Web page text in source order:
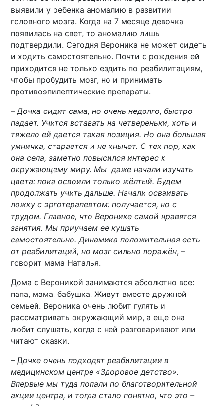
выявили у ребенка аномалию в развитии
головного мозга. Когда на 7 месяце девочка
появилась на свет, то аномалию лишь
подтвердили. Сегодня Вероника не может сидеть
и ходить самостоятельно. Почти с рождения ей
приходится не только ездить по реабилитациям,
чтобы пробудить мозг, но и принимать
противоэпилептические препараты.
–Дочка сидит сама, но очень недолго, быстро
падает. Учится вставать на четвереньки, хоть и
тяжело ей дается такая позиция. Но она большая
умничка, старается и не хнычет. С тех пор, как
она села, заметно повысился интерес к
окружающему миру. Мы даже начали изучать
цвета: пока освоили только жёлтый. Будем
продолжать учить дальше. Начали осваивать
ложку с эрготерапевтом: получается, но с
трудом. Главное, что Веронике самой нравятся
занятия. Мы приучаем ее кушать
самостоятельно. Динамика положительная есть
от реабилитаций, но мозг сильно поражён, –
говорит мама Наталья.
Дома с Вероникой занимаются абсолютно все:
папа, мама, бабушка. Живут вместе дружной
семьей. Вероника очень любит гулять и
рассматривать окружающий мир, а еще она
любит слушать, когда с ней разговаривают или
читают сказки.
– Дочке очень подходят реабилитации в
медицинском центре «Здоровое детство».
Впервые мы туда попали по благотворительной
акции центра, и тогда стало понятно, что это –